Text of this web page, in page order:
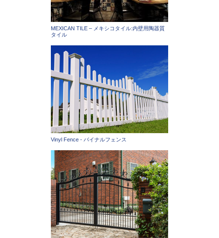
MEXICAN TILE – メキシコタイル:内壁用陶器質
タイル
Vinyl Fence - バイナルフェンス